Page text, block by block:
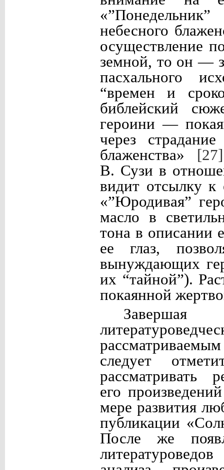
небесного
осуществление
земной, то он —
пасхального
“времен и
библейский
героини —
через
блаженства»
[27]
В. Сузи в
видит отсылку к
«”Юродивая”
масло в
тона в описании
ее глаз,
вынуждающих
их “тайной”).
покаянной
следует
рассматривать
его
мере развития
публикации
После же